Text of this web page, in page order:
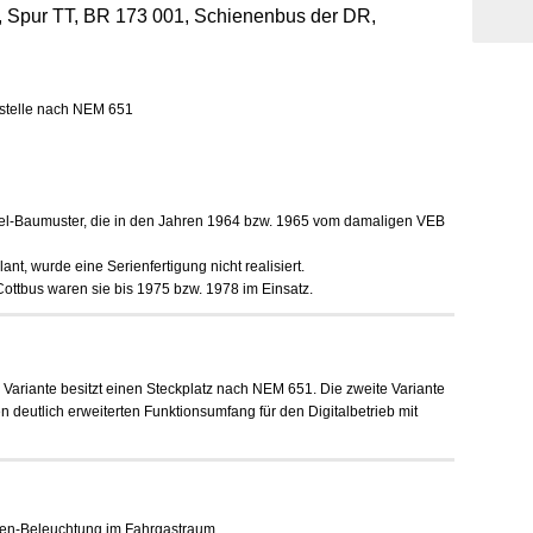
TT, BR 173 001, Schienenbus der DR,
nach NEM 651
die in den Jahren 1964 bzw. 1965 vom damaligen VEB
wurde eine Serienfertigung nicht realisiert.
waren sie bis 1975 bzw. 1978 im Einsatz.
besitzt einen Steckplatz nach NEM 651. Die zweite Variante
deutlich erweiterten Funktionsumfang für den Digitalbetrieb mit
Beleuchtung im Fahrgastraum